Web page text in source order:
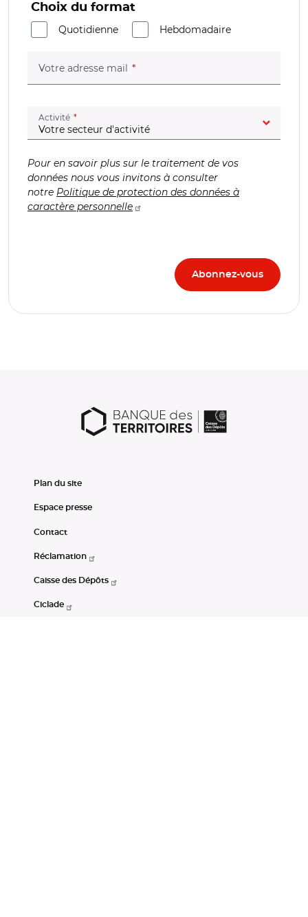
Choix du format
Quotidienne
Hebdomadaire
Votre adresse mail (champ obligatoire)
Activité (champ obligatoire)
Pour en savoir plus sur le traitement de vos
données nous vous invitons à consulter
notre Politique de protection des données à
caractère personnelle
Plan du site
Espace presse
Contact
Réclamation
Caisse des Dépôts
Ciclade